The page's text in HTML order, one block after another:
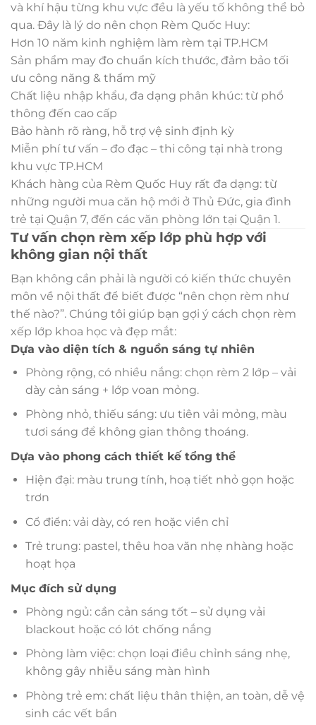
và khí hậu từng khu vực đều là yếu tố không thể bỏ
qua. Đây là lý do nên chọn Rèm Quốc Huy:
Hơn 10 năm kinh nghiệm làm rèm tại TP.HCM
Sản phẩm may đo chuẩn kích thước, đảm bảo tối
ưu công năng & thẩm mỹ
Chất liệu nhập khẩu, đa dạng phân khúc: từ phổ
thông đến cao cấp
Bảo hành rõ ràng, hỗ trợ vệ sinh định kỳ
Miễn phí tư vấn – đo đạc – thi công tại nhà trong
khu vực TP.HCM
Khách hàng của Rèm Quốc Huy rất đa dạng: từ
những người mua căn hộ mới ở Thủ Đức, gia đình
trẻ tại Quận 7, đến các văn phòng lớn tại Quận 1.
Tư vấn chọn rèm xếp lớp phù hợp với
không gian nội thất
Bạn không cần phải là người có kiến thức chuyên
môn về nội thất để biết được “nên chọn rèm như
thế nào?”. Chúng tôi giúp bạn gợi ý cách chọn rèm
xếp lớp khoa học và đẹp mắt:
Dựa vào diện tích & nguồn sáng tự nhiên
Phòng rộng, có nhiều nắng: chọn rèm 2 lớp – vải
dày cản sáng + lớp voan mỏng.
Phòng nhỏ, thiếu sáng: ưu tiên vải mỏng, màu
tươi sáng để không gian thông thoáng.
Dựa vào phong cách thiết kế tổng thể
Hiện đại: màu trung tính, hoạ tiết nhỏ gọn hoặc
trơn
Cổ điển: vải dày, có ren hoặc viền chỉ
Trẻ trung: pastel, thêu hoa văn nhẹ nhàng hoặc
hoạt họa
Mục đích sử dụng
Phòng ngủ: cần cản sáng tốt – sử dụng vải
blackout hoặc có lót chống nắng
Phòng làm việc: chọn loại điều chỉnh sáng nhẹ,
không gây nhiễu sáng màn hình
Phòng trẻ em: chất liệu thân thiện, an toàn, dễ vệ
sinh các vết bẩn